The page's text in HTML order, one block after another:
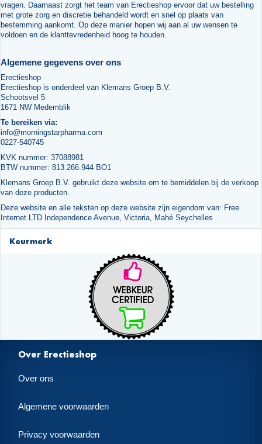
vragen. Daarnaast zorgt het team van Erectieshop ervoor dat uw bestelling
met grote zorg en discretie behandeld wordt en snel op plaats van
bestemming aankomt. Op deze manier hopen wij aan al uw wensen te
voldoen en de klanttevredenheid hoog te houden.
Algemene gegevens over ons
Erectieshop
Erectieshop is onderdeel van Klemans Groep B.V.
Schootsvel 5
1671 NW Medemblik
Te bereiken via:
info@morningstarpharma.com
0227-540745
KVK nummer: 37088981
BTW nummer: 813.266.944 BO1
Klemans Groep B.V. gebruikt deze website om te bemiddelen bij de verkoop
van deze producten.
Deze website en alle teksten op deze website zijn eigendom van: Free
Internet LTD Independence Avenue, Victoria, Mahé Seychelles
Keurmerk
Over Erectieshop
Over ons
Algemene voorwaarden
Privacy voorwaarden